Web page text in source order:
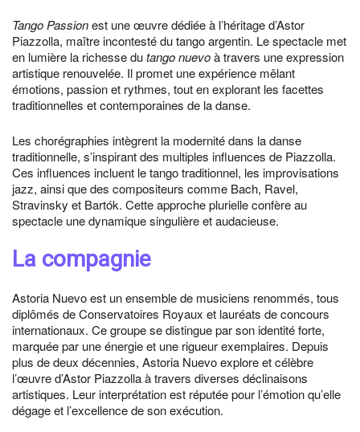
Tango Passionest une œuvre dédiée à l’héritage d’Astor
Piazzolla, maître incontesté du tango argentin. Le spectacle met
en lumière la richesse dutango nuevoà travers une expression
artistique renouvelée. Il promet une expérience mêlant
émotions, passion et rythmes, tout en explorant les facettes
traditionnelles et contemporaines de la danse.
Les chorégraphies intègrent la modernité dans la danse
traditionnelle, s’inspirant des multiples influences de Piazzolla.
Ces influences incluent le tango traditionnel, les improvisations
jazz, ainsi que des compositeurs comme Bach, Ravel,
Stravinsky et Bartók. Cette approche plurielle confère au
spectacle une dynamique singulière et audacieuse.
La compagnie
Astoria Nuevo est un ensemble de musiciens renommés, tous
diplômés de Conservatoires Royaux et lauréats de concours
internationaux. Ce groupe se distingue par son identité forte,
marquée par une énergie et une rigueur exemplaires. Depuis
plus de deux décennies, Astoria Nuevo explore et célèbre
l’œuvre d’Astor Piazzolla à travers diverses déclinaisons
artistiques. Leur interprétation est réputée pour l’émotion qu’elle
dégage et l’excellence de son exécution.